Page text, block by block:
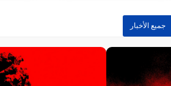
جميع الأخبار